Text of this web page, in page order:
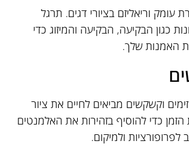
עומק וריאליזם בציורי דגים. תרגל
כגון הבקיעה, הבקיעה והמיזוג כדי
האמנות שלך.
וקשקשים מביאים לחיים את ציור
כדי להוסיף בזהירות את האלמנטים
ולמיקום.